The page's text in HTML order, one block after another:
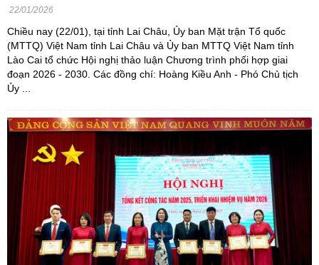
22/01/2026
Chiều nay (22/01), tại tỉnh Lai Châu, Ủy ban Mặt trận Tổ quốc
(MTTQ) Việt Nam tỉnh Lai Châu và Ủy ban MTTQ Việt Nam tỉnh
Lào Cai tổ chức Hội nghị thảo luận Chương trình phối hợp giai
đoạn 2026 - 2030. Các đồng chí: Hoàng Kiều Anh - Phó Chủ tịch
Ủy ...